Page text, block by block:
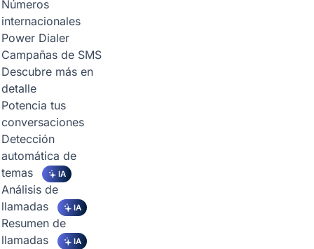
Números
internacionales
Power Dialer
Campañas de SMS
Descubre más en
detalle
Potencia tus
conversaciones
Detección
automática de
temas
IA
Análisis de
llamadas
IA
Resumen de
llamadas
IA